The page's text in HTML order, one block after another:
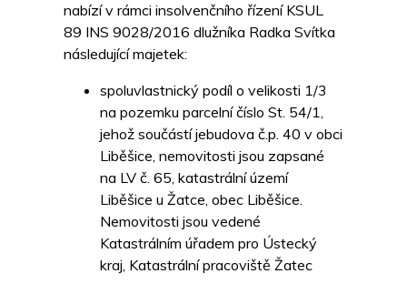
nabízí v rámci insolvenčního řízení KSUL
89 INS 9028/2016 dlužníka Radka Svítka
následující majetek:
spoluvlastnický podíl o velikosti 1/3
na pozemku parcelní číslo St. 54/1,
jehož součástí jebudova č.p. 40 v obci
Liběšice, nemovitosti jsou zapsané
na LV č. 65, katastrální území
Liběšice u Žatce, obec Liběšice.
Nemovitosti jsou vedené
Katastrálním úřadem pro Ústecký
kraj, Katastrální pracoviště Žatec